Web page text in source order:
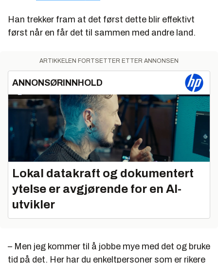
Han trekker fram at det først dette blir effektivt
først når en får det til sammen med andre land.
ARTIKKELEN FORTSETTER ETTER ANNONSEN
ANNONSØRINNHOLD
Lokal datakraft og dokumentert
ytelse er avgjørende for en AI-
utvikler
– Men jeg kommer til å jobbe mye med det og bruke
tid på det. Her har du enkeltpersoner som er rikere